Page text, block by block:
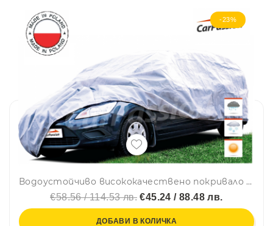
-23%
Водоустойчиво висококачествено покривало Perfect за автомобил размер XL ХЛ 150 cm x 485 cm сив CarPassion
€58.56 / 114.53 лв. €45.24 / 88.48 лв.
ДОБАВИ В КОЛИЧКА